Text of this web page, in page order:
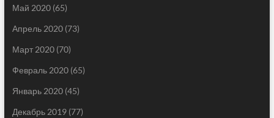
Май 2020(65)
Апрель 2020(73)
Март 2020(70)
Февраль 2020(65)
Январь 2020(45)
Декабрь 2019(77)